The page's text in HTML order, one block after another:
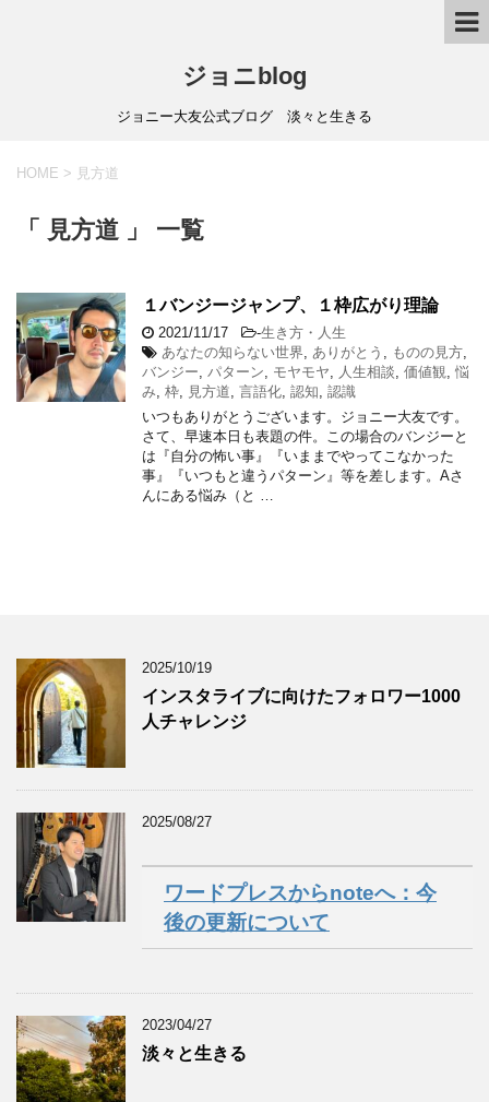
ジョニblog
ジョニー大友公式ブログ 淡々と生きる
HOME > 見方道
「 見方道 」 一覧
１バンジージャンプ、１枠広がり理論
2021/11/17 -生き方・人生
あなたの知らない世界
ありがとう ものの見方
バンジー
パターン モヤモヤ 人生相談 価値観
悩
み 枠 見方道 言語化 認知 認識
いつもありがとうございます。ジョニー大友です。
さて、早速本日も表題の件。この場合のバンジーと
は『自分の怖い事』『いままでやってこなかった
事』『いつもと違うパターン』等を差します。Aさ
んにある悩み（と …
2025/10/19
インスタライブに向けたフォロワー1000
人チャレンジ
2025/08/27
ワードプレスからnoteへ：今
後の更新について
2023/04/27
淡々と生きる